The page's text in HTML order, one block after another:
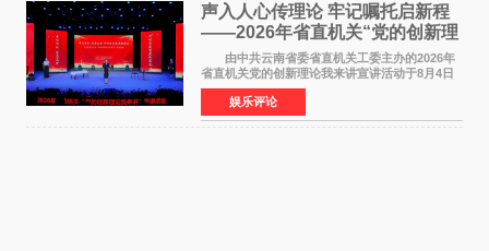
声入人心传理论 牢记嘱托启新程
——2026年省直机关“党的创新理
论我来讲”宣讲活动圆满落幕
由中共云南省委省直机关工委主办的2026年
省直机关党的创新理论我来讲宣讲活动于8月4日
至5日在昆明举办。活动以 "牢记嘱托 感恩奋进
开创云南发展新局面 "为主题，坚持以新时代中国
特色社会主义
娱乐评论